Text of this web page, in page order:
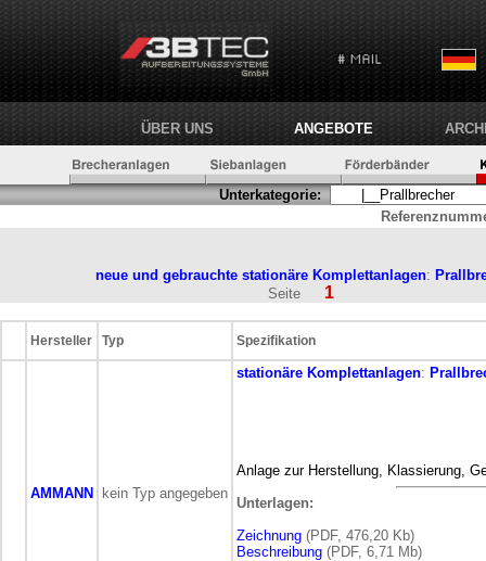
ÜBER UNS ANGEBOTE
Unterkategorie:
neue und gebrauchte stationäre Komplettanlagen:
Seite
1
Hersteller Typ Spezifikation
AMMANN kein Typ angegeben
stationäre Komplettanlagen:
Anlage zur Herstellung, Klassierung,
Unterlagen:
Zeichnung (PDF, 476,20 Kb)
Beschreibung (PDF, 6,71 Mb)